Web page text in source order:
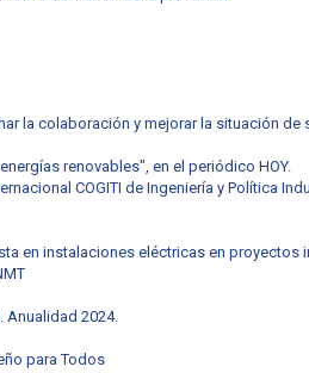
la colaboración y mejorar la situación
renovables", en el periódico HOY.
COGITI de Ingeniería y Política
en instalaciones eléctricas en proyectos
Anualidad 2024.
para Todos